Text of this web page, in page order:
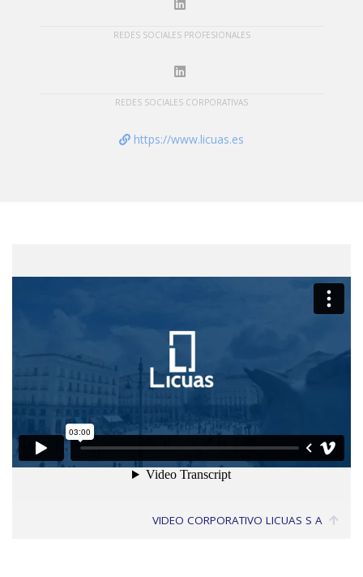
REDES SOCIALES PROFESIONALES
REDES SOCIALES CORPORATIVAS
https://www.licuas.es
VIDEO CORPORATIVO LICUAS S A